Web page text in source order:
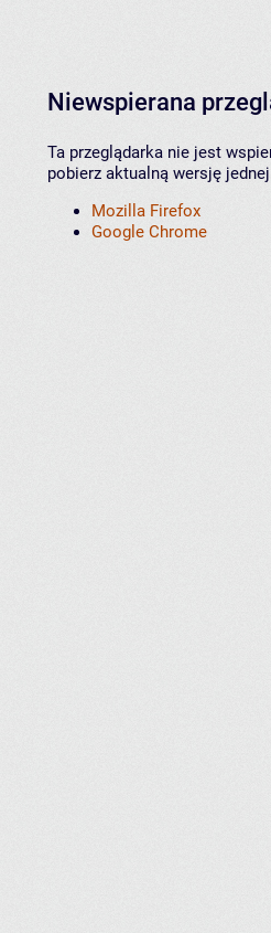
Niewspierana
Ta przeglądarka nie jest
pobierz aktualną wersję
Mozilla Firefox
Google Chrome